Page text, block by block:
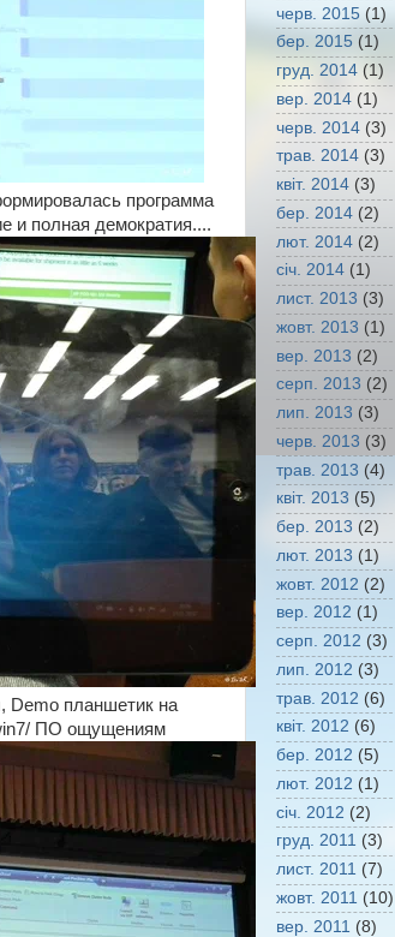
программа
и полная демократия....
Demo планшетик на
ПО ощущениям
черв. 2015(1)
бер. 2015 (1)
груд. 2014(1)
вер. 2014(1)
черв. 2014(3)
трав. 2014(3)
квіт. 2014(3)
бер. 2014(2)
лют. 2014(2)
січ. 2014(1)
лист. 2013 (3)
жовт. 2013 (1)
вер. 2013 (2)
серп. 2013 (2)
лип. 2013 (3)
черв. 2013 (3)
трав. 2013 (4)
квіт. 2013 (5)
бер. 2013 (2)
лют. 2013 (1)
жовт. 2012 (2)
вер. 2012 (1)
серп. 2012 (3)
лип. 2012 (3)
трав. 2012 (6)
квіт. 2012 (6)
бер. 2012 (5)
лют. 2012 (1)
січ. 2012 (2)
груд. 2011 (3)
лист. 2011 (7)
жовт. 2011 (10)
вер. 2011 (8)